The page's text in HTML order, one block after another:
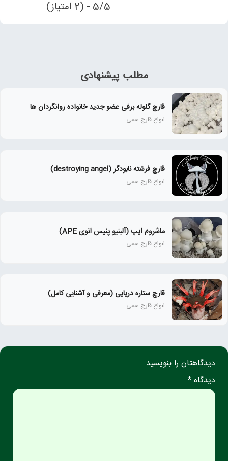
5/5 - (2 امتیاز)
مطلب پیشنهادی
قارچ گلوله برفی عضو جدید خانواده روانگردان ها
انواع قارچ سمی
قارچ فرشته نابودگر (destroying angel)
انواع قارچ سمی
ماشروم ایپ (آلبنیو پنیس انوی APE)
انواع قارچ سمی
قارچ ستاره دریایی (معرفی و آشنایی کامل)
انواع قارچ سمی
دیدگاهتان را بنویسید
دیدگاه *